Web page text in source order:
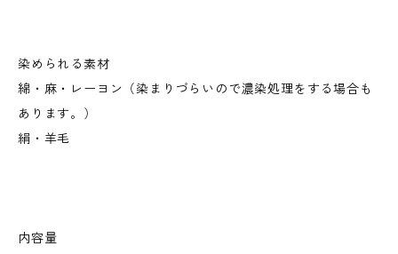
染められる素材
綿・麻・レーヨン（染まりづらいので濃染処理をする場合も
あります。）
絹・羊毛
内容量